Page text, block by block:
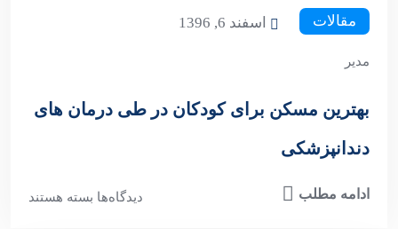
مقالات اسفند 6, 1396
مدیر
بهترین مسکن برای کودکان در طی درمان های
دندانپزشکی
ادامه مطلب دیدگاه‌ها بسته هستند